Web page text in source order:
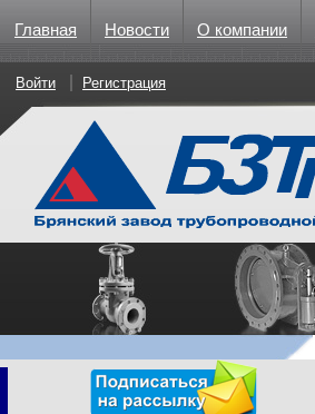
Войти Регистрация
Главная Новости О компании